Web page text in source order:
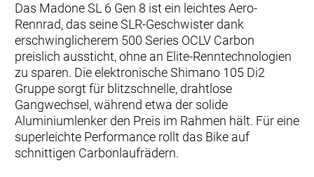
Das Madone SL 6 Gen 8 ist ein leichtes Aero-
Rennrad, das seine SLR-Geschwister dank
erschwinglicherem 500 Series OCLV Carbon
preislich aussticht, ohne an Elite-Renntechnologien
zu sparen. Die elektronische Shimano 105 Di2
Gruppe sorgt für blitzschnelle, drahtlose
Gangwechsel, während etwa der solide
Aluminiumlenker den Preis im Rahmen hält. Für eine
superleichte Performance rollt das Bike auf
schnittigen Carbonlaufrädern.